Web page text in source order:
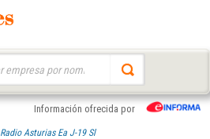
Información ofrecida por
Radio Asturias Ea J-19 Sl